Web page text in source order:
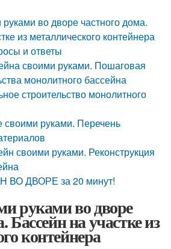
во дворе частного дома.
из металлического контейнера
и ответы
своими руками. Пошаговая
монолитного бассейна
строительство монолитного
своими руками. Перечень
своими руками. Реконструкция
ВО ДВОРЕ за 20 минут!
руками во дворе
Бассейн на участке из
контейнера